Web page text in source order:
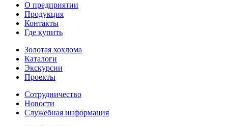
О предприятии
Продукция
Контакты
Где купить
Золотая хохлома
Каталоги
Экскурсии
Проекты
Сотрудничество
Новости
Служебная информация